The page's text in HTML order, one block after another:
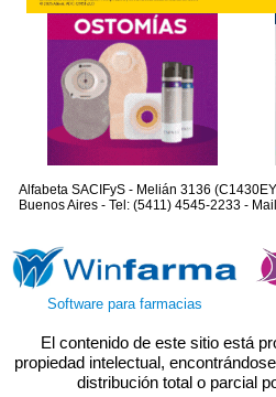
Alfabeta SACIFyS - Melián 3136
Buenos Aires - Tel: (5411) 4545-2233 -
Software para farmacias
El contenido de este sitio está
propiedad intelectual,
distribución total o parcial